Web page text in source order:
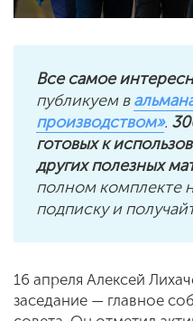
Все самое
публикуем в
производством».
готовых к
других полезных
полном комплекте
подписку и
16 апреля Алексей
заседание — главное